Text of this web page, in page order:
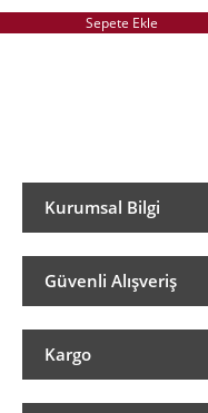
Sepete Ekle
Kurumsal Bilgi
Güvenli Alışveriş
Kargo